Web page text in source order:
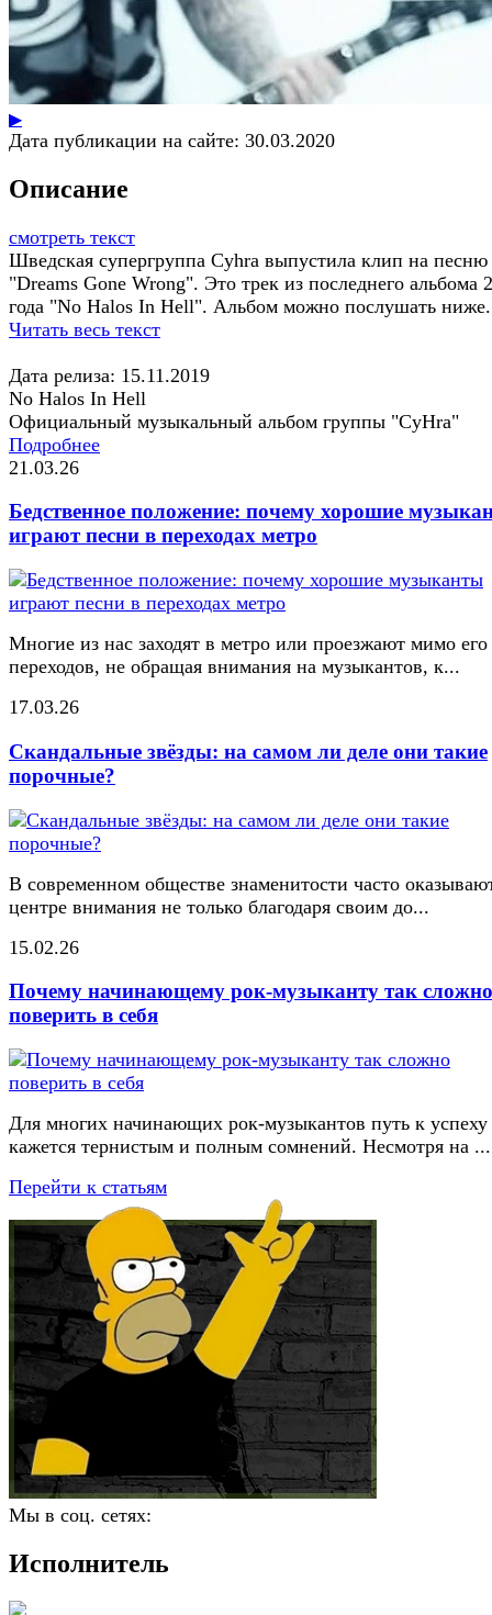
▶
Дата публикации на сайте: 30.03.2020
Описание
смотреть текст
Шведская супергруппа Cyhra выпустила клип на песню
"Dreams Gone Wrong". Это трек из последнего альбома
года "No Halos In Hell". Альбом можно послушать ниже.
Читать весь текст
Дата релиза: 15.11.2019
No Halos In Hell
Официальный музыкальный альбом группы "CyHra"
Подробнее
21.03.26
Бедственное положение: почему хорошие
играют песни в переходах метро
Многие из нас заходят в метро или проезжают мимо его
переходов, не обращая внимания на музыкантов, к...
17.03.26
Скандальные звёзды: на самом ли деле они такие
порочные?
В современном обществе знаменитости часто
центре внимания не только благодаря своим до...
15.02.26
Почему начинающему рок-музыканту так сложно
поверить в себя
Для многих начинающих рок-музыкантов путь к успеху
кажется тернистым и полным сомнений. Несмотря на ...
Перейти к статьям
Мы в соц. сетях:
Исполнитель